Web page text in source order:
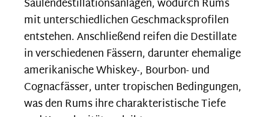
Säulendestillationsanlagen, wodurch Rums
mit unterschiedlichen Geschmacksprofilen
entstehen. Anschließend reifen die Destillate
in verschiedenen Fässern, darunter ehemalige
amerikanische Whiskey-, Bourbon- und
Cognacfässer, unter tropischen Bedingungen,
was den Rums ihre charakteristische Tiefe